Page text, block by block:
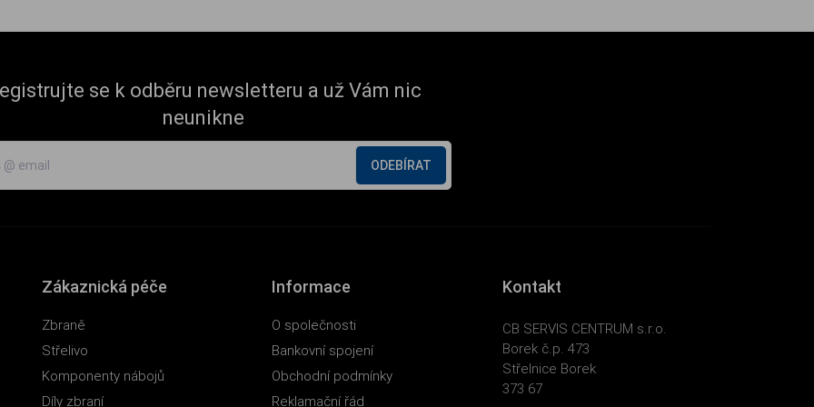
se k odběru newsletteru a už Vám nic
neunikne
ODEBÍRAT
Zákaznická péče
Zbraně
Střelivo
Komponenty nábojů
Díly zbraní
Informace
O společnosti
Bankovní spojení
Obchodní podmínky
Reklamační řád
Kontakt
CB SERVIS CENTRUM s.r.o.
Borek č.p. 473
Střelnice Borek
373 67